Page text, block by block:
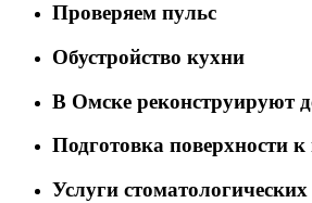
Проверяем пульс
Обустройство кухни
В Омске реконструируют
Подготовка поверхности к
Услуги